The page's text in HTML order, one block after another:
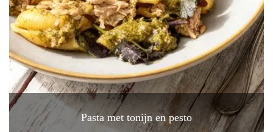
Pasta met tonijn en pesto